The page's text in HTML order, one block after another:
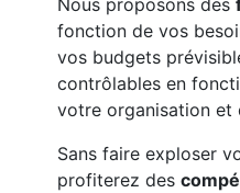
Nous proposons des
fonction de vos
vos budgets
contrôlables en
votre organisation et
Sans faire exploser
profiterez des